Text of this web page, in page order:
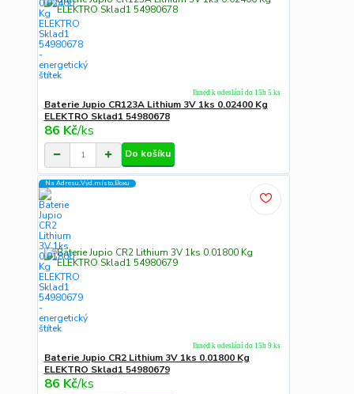
Baterie Jupio CR123A Lithium 3V 1ks 0.02400 Kg
ELEKTRO Sklad1 54980678
86 Kč/ks
Ihned k odeslání do 15h 5 ks
Do košíku
Na Adresu,Výd.místo,Boxu
Baterie Jupio CR2 Lithium 3V 1ks 0.01800 Kg
ELEKTRO Sklad1 54980679
86 Kč/ks
Ihned k odeslání do 15h 9 ks